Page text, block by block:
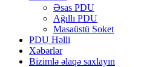
Əsas PDU
Ağıllı PDU
Masaüstü Soket
PDU Həlli
Xəbərlər
Bizimlə əlaqə saxlayın